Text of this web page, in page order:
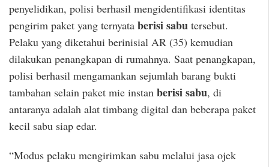
penyelidikan, polisi berhasil mengidentifikasi identitas
pengirim paket yang ternyata berisi sabu tersebut.
Pelaku yang diketahui berinisial AR (35) kemudian
dilakukan penangkapan di rumahnya. Saat penangkapan,
polisi berhasil mengamankan sejumlah barang bukti
tambahan selain paket mie instan berisi sabu, di
antaranya adalah alat timbang digital dan beberapa paket
kecil sabu siap edar.
“Modus pelaku mengirimkan sabu melalui jasa ojek